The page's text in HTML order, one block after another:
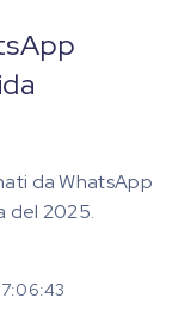
da WhatsApp
del 2025.